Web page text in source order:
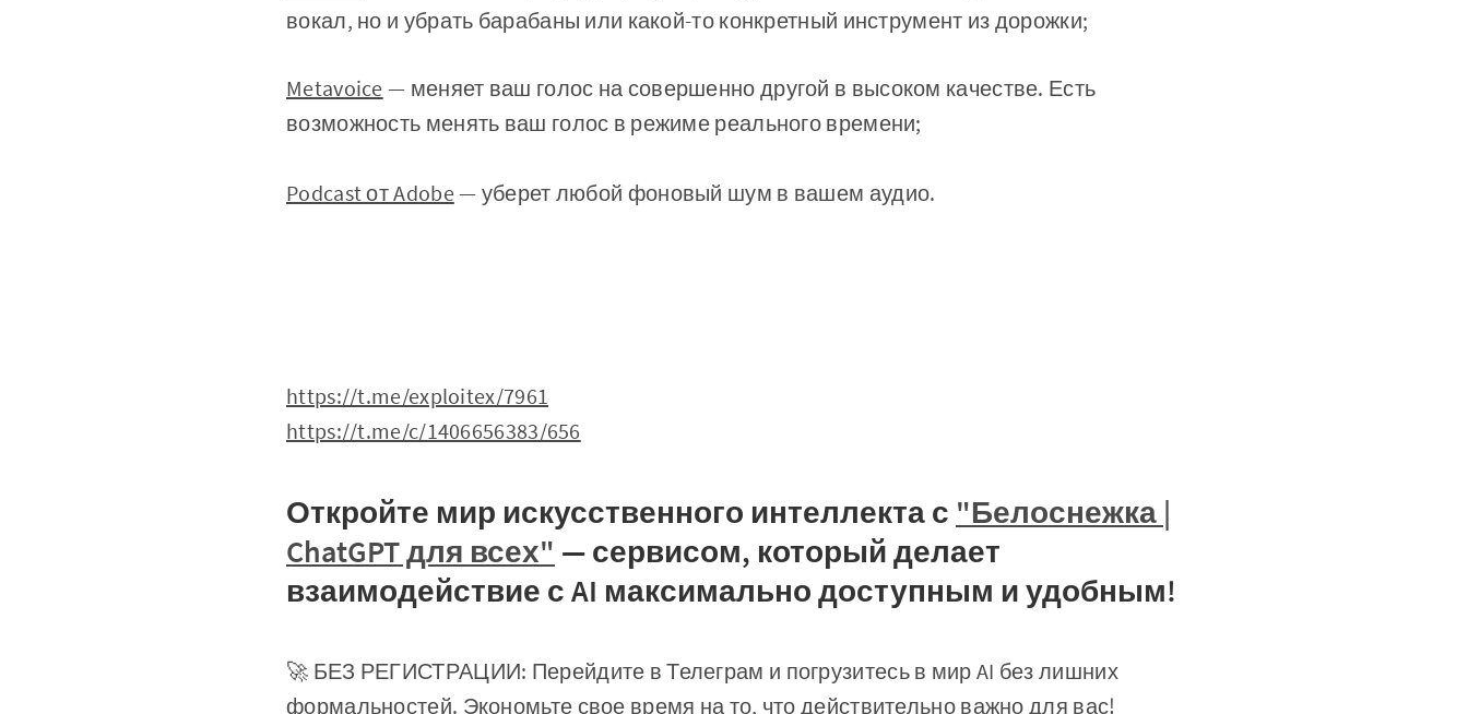
вокал, но и убрать барабаны или какой-то конкретный инструмент из дорожки;
Metavoice — меняет ваш голос на совершенно другой в высоком качестве. Есть
возможность менять ваш голос в режиме реального времени;
Podcast от Adobe— уберет любой фоновый шум в вашем аудио.
https://t.me/exploitex/7961
https://t.me/c/1406656383/656
Откройте мир искусственного интеллекта с "Белоснежка |
ChatGPT для всех" — сервисом, который делает
взаимодействие с AI максимально доступным и удобным!
🚀 БЕЗ РЕГИСТРАЦИИ: Перейдите в Телеграм и погрузитесь в мир AI без лишних
формальностей. Экономьте свое время на то, что действительно важно для вас!